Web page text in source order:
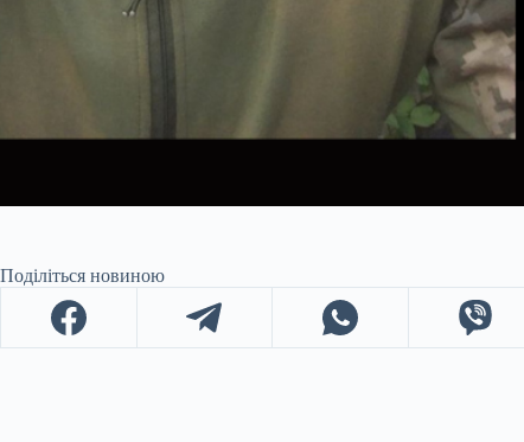
Поділіться новиною